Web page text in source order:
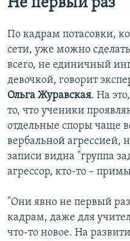
Не первый раз
По кадрам потасовки,
сети, уже можно
всего, не единичный
девочкой, говорит
Ольга Журавская. На
то, что ученики
отдельные споры чаще
вербальной агрессией,
записи видна "группа
агрессор, кто-то –
"Они явно не первый
кадрам, даже для
что-то новое. На